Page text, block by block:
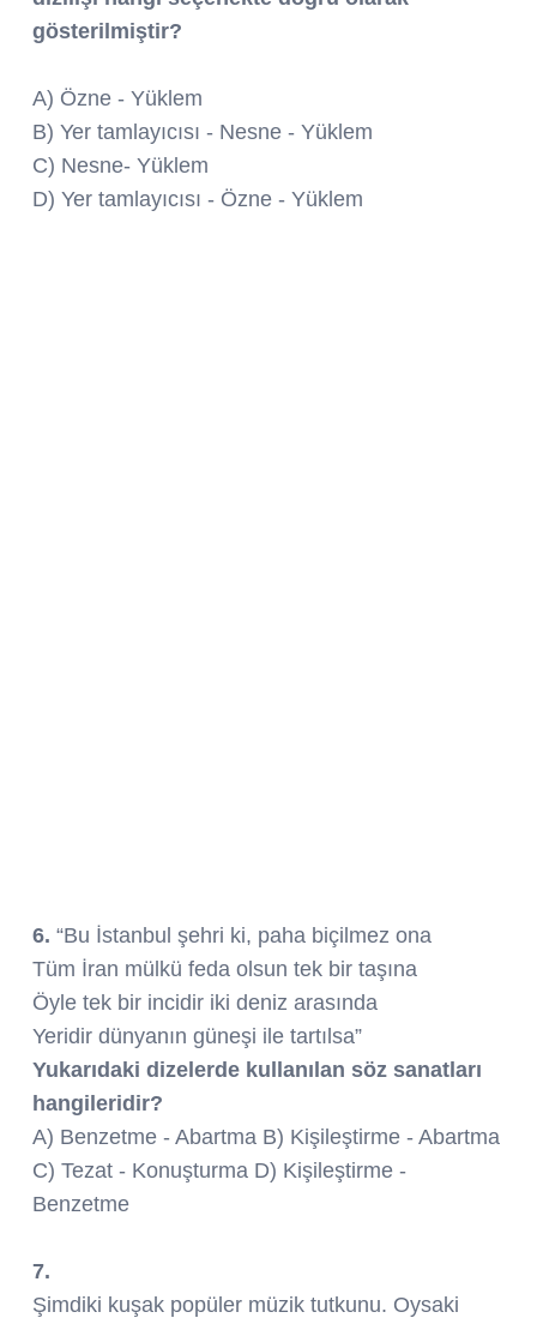
gösterilmiştir?
A) Özne - Yüklem
B) Yer tamlayıcısı - Nesne - Yüklem
C) Nesne- Yüklem
D) Yer tamlayıcısı - Özne - Yüklem
6. “Bu İstanbul şehri ki, paha biçilmez ona
Tüm İran mülkü feda olsun tek bir taşına
Öyle tek bir incidir iki deniz arasında
Yeridir dünyanın güneşi ile tartılsa”
Yukarıdaki dizelerde kullanılan söz sanatları
hangileridir?
A) Benzetme - Abartma B) Kişileştirme - Abartma
C) Tezat - Konuşturma D) Kişileştirme -
Benzetme
7.
Şimdiki kuşak popüler müzik tutkunu. Oysaki